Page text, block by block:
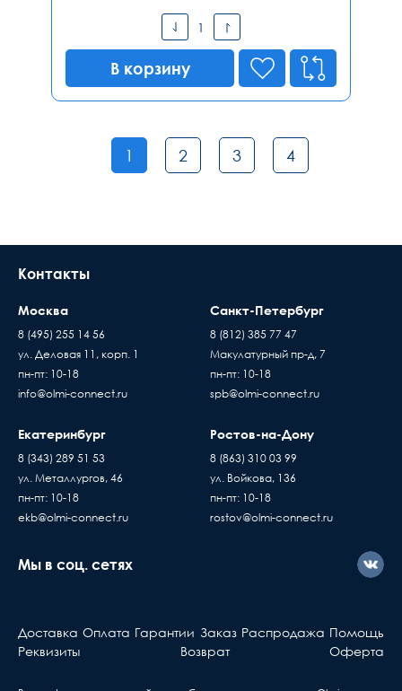
В корзину
1 2 3 4
Контакты
Москва
8 (495) 255 14 56
ул. Деловая 11, корп. 1
пн-пт: 10-18
info@olmi-connect.ru
Санкт-Петербург
8 (812) 385 77 47
Макулатурный пр-д, 7
пн-пт: 10-18
spb@olmi-connect.ru
Екатеринбург
8 (343) 289 51 53
ул. Металлургов, 46
пн-пт: 10-18
ekb@olmi-connect.ru
Ростов-на-Дону
8 (863) 310 03 99
ул. Войкова, 136
пн-пт: 10-18
rostov@olmi-connect.ru
Мы в соц. сетях
Доставка Оплата Гарантии Заказ Распродажа Помощь
Реквизиты
Возврат Оферта